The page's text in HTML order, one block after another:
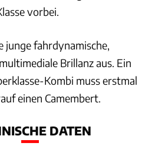
vorbei.
junge fahrdynamische,
Brillanz aus. Ein
Kombi muss erstmal
einen Camembert.
DATEN